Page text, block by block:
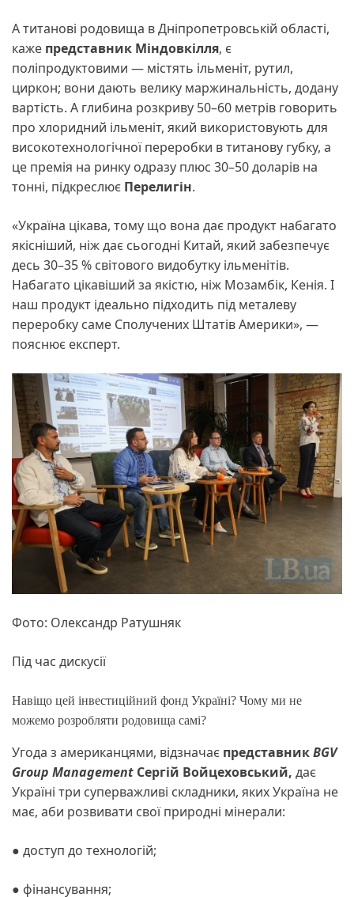
А титанові родовища в Дніпропетровській області,
каже представник Міндовкілля, є
поліпродуктовими — містять ільменіт, рутил,
циркон; вони дають велику маржинальність, додану
вартість. А глибина розкриву 50–60 метрів говорить
про хлоридний ільменіт, який використовують для
високотехнологічної переробки в титанову губку, а
це премія на ринку одразу плюс 30–50 доларів на
тонні, підкреслює Перелигін.
«Україна цікава, тому що вона дає продукт набагато
якісніший, ніж дає сьогодні Китай, який забезпечує
десь 30–35 % світового видобутку ільменітів.
Набагато цікавіший за якістю, ніж Мозамбік, Кенія. І
наш продукт ідеально підходить під металеву
переробку саме Сполучених Штатів Америки», —
пояснює експерт.
Фото: Олександр Ратушняк
Під час дискусії
Навіщо цей інвестиційний фонд Україні? Чому ми не
можемо розробляти родовища самі?
Угода з американцями, відзначає представникBGV
Group Management Сергій Войцеховський, дає
Україні три суперважливі складники, яких Україна не
має, аби розвивати свої природні мінерали:
● доступ до технологій;
● фінансування;